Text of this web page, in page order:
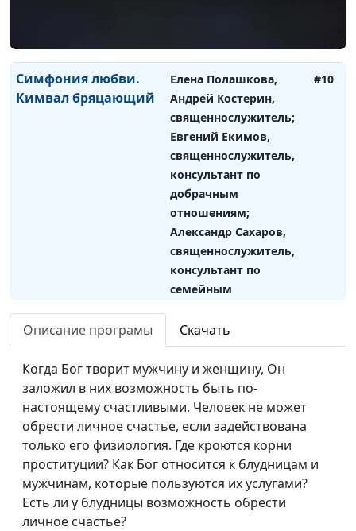
взаимоотношениям
Симфония любви.
Кимвал бряцающий
Елена Полашкова,
Андрей Костерин,
священнослужитель;
Евгений Екимов,
священнослужитель,
консультант по
добрачным
отношениям;
Александр Сахаров,
священнослужитель,
консультант по
семейным
#10
Симфония любви.
священнослужитель;
Евгений Екимов,
священнослужитель,
консультант по
добрачным
отношениям;
Александр Сахаров,
священнослужитель,
Описание програмы Скачать
Когда Бог творит мужчину и женщину, Он
заложил в них возможность быть по-
настоящему счастливыми. Человек не может
обрести личное счастье, если задействована
только его физиология. Где кроются корни
проституции? Как Бог относится к блудницам и
мужчинам, которые пользуются их услугами?
Есть ли у блудницы возможность обрести
личное счастье?